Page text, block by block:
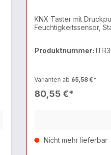
KNX Taster mit
Feuchtigkeitssensor,
Produktnummer:
Varianten ab 65,58 €*
80,55 €*
Nicht mehr lieferbar